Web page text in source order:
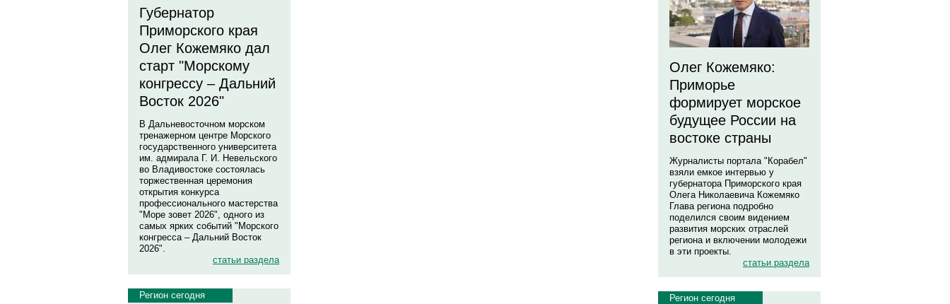
Губернатор
Приморского края
Олег Кожемяко дал
старт "Морскому
конгрессу – Дальний
Восток 2026"
В Дальневосточном морском
тренажерном центре Морского
государственного университета
им. адмирала Г. И. Невельского
во Владивостоке состоялась
торжественная церемония
открытия конкурса
профессионального мастерства
"Море зовет 2026", одного из
самых ярких событий "Морского
конгресса – Дальний Восток
2026".
статьи раздела
Регион сегодня
Олег Кожемяко:
Приморье
формирует морское
будущее России на
востоке страны
Журналисты портала "Корабел"
взяли емкое интервью у
губернатора Приморского края
Олега Николаевича Кожемяко
Глава региона подробно
поделился своим видением
развития морских отраслей
региона и включении молодежи
в эти проекты.
статьи раздела
Регион сегодня